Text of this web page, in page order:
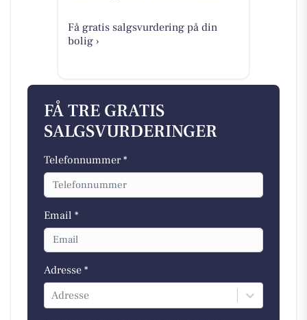
Få gratis salgsvurdering på din
bolig ›
FÅ TRE GRATIS
SALGSVURDERINGER
Telefonnummer *
Email *
Adresse *
Adresse